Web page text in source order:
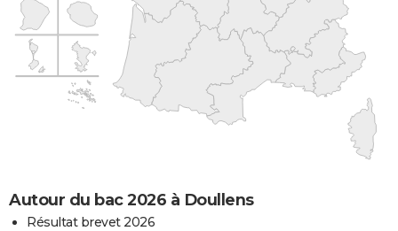
Autour du bac 2026 à Doullens
Résultat brevet 2026